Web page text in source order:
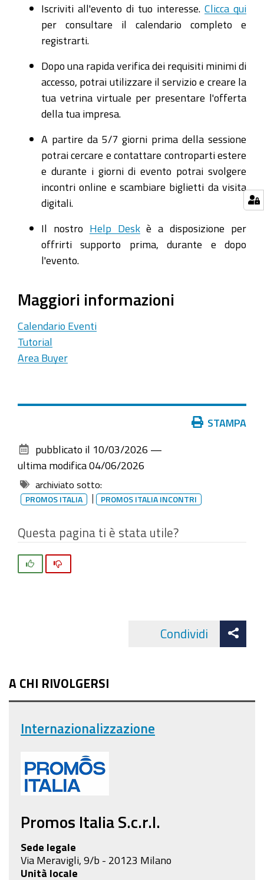
Iscriviti all'evento di tuo interesse. Clicca qui
per consultare il calendario completo e
registrarti.
Dopo una rapida verifica dei requisiti minimi di
accesso, potrai utilizzare il servizio e creare la
tua vetrina virtuale per presentare l'offerta
della tua impresa.
A partire da 5/7 giorni prima della sessione
potrai cercare e contattare controparti estere
e durante i giorni di evento potrai svolgere
incontri online e scambiare biglietti da visita
digitali.
Il nostro Help Deskè a disposizione per
offrirti supporto prima, durante e dopo
l'evento.
Maggiori informazioni
Calendario Eventi
Tutorial
Area Buyer
documento
STAMPA
pubblicato il 10/03/2026 —
ultima modifica 04/06/2026
archiviato sotto:
PROMOS ITALIA PROMOS ITALIA INCONTRI
Questa pagina ti è stata utile?
Condividi
A CHI RIVOLGERSI
Internazionalizzazione
Promos Italia S.c.r.l.
Sede legale
Via Meravigli, 9/b - 20123 Milano
Unità locale